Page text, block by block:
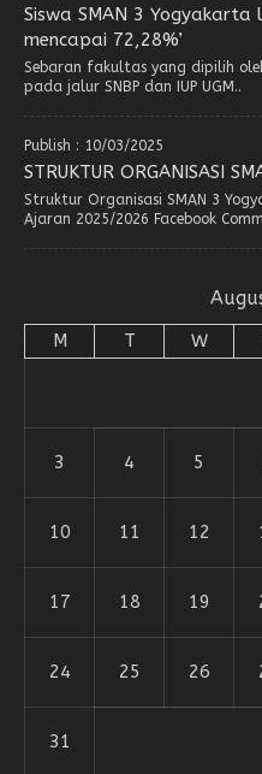
Siswa SMAN 3 Yogyakarta
mencapai 72,28%’
Sebaran fakultas yang dipilih
pada jalur SNBP dan IUP UGM..
Publish : 10/03/2025
STRUKTUR ORGANISASI
Struktur Organisasi SMAN 3
Ajaran 2025/2026 Facebook
M T W
3 4 5
10 11 12
17 18 19
24 25 26
31